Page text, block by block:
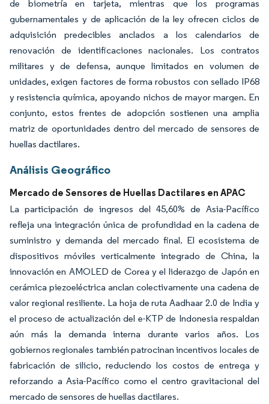
de biometría en tarjeta, mientras que los programas
gubernamentales y de aplicación de la ley ofrecen ciclos de
adquisición predecibles anclados a los calendarios de
renovación de identificaciones nacionales. Los contratos
militares y de defensa, aunque limitados en volumen de
unidades, exigen factores de forma robustos con sellado IP68
y resistencia química, apoyando nichos de mayor margen. En
conjunto, estos frentes de adopción sostienen una amplia
matriz de oportunidades dentro del mercado de sensores de
huellas dactilares.
Análisis Geográfico
Mercado de Sensores de Huellas Dactilares en APAC
La participación de ingresos del 45,60% de Asia-Pacífico
refleja una integración única de profundidad en la cadena de
suministro y demanda del mercado final. El ecosistema de
dispositivos móviles verticalmente integrado de China, la
innovación en AMOLED de Corea y el liderazgo de Japón en
cerámica piezoeléctrica anclan colectivamente una cadena de
valor regional resiliente. La hoja de ruta Aadhaar 2.0 de India y
el proceso de actualización del e-KTP de Indonesia respaldan
aún más la demanda interna durante varios años. Los
gobiernos regionales también patrocinan incentivos locales de
fabricación de silicio, reduciendo los costos de entrega y
reforzando a Asia-Pacífico como el centro gravitacional del
mercado de sensores de huellas dactilares.